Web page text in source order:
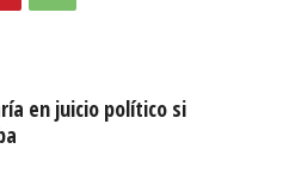
en juicio político si